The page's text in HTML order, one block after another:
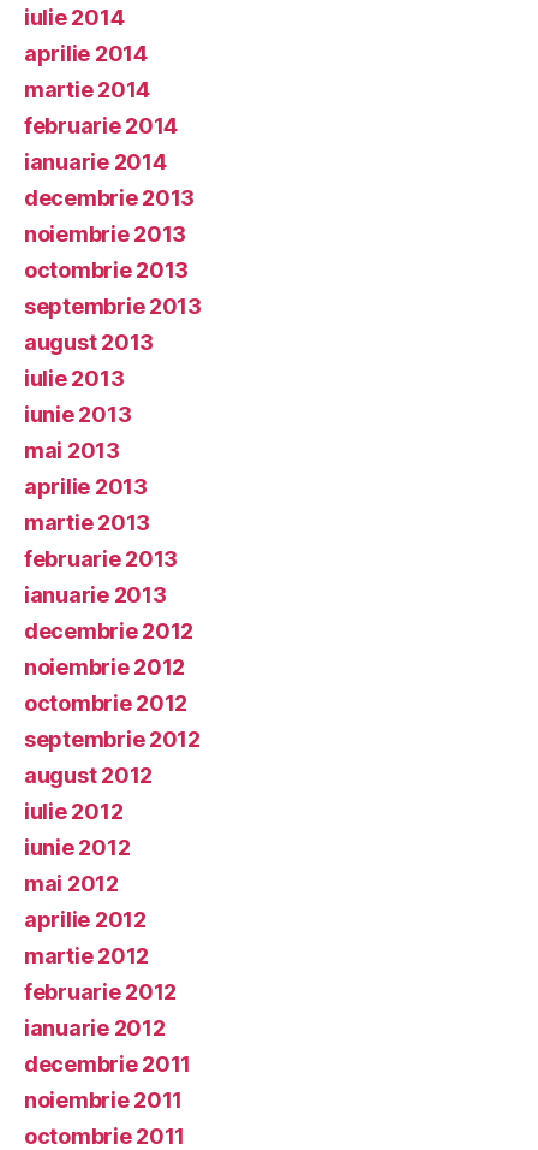
iulie 2014
aprilie 2014
martie 2014
februarie 2014
ianuarie 2014
decembrie 2013
noiembrie 2013
octombrie 2013
septembrie 2013
august 2013
iulie 2013
iunie 2013
mai 2013
aprilie 2013
martie 2013
februarie 2013
ianuarie 2013
decembrie 2012
noiembrie 2012
octombrie 2012
septembrie 2012
august 2012
iulie 2012
iunie 2012
mai 2012
aprilie 2012
martie 2012
februarie 2012
ianuarie 2012
decembrie 2011
noiembrie 2011
octombrie 2011